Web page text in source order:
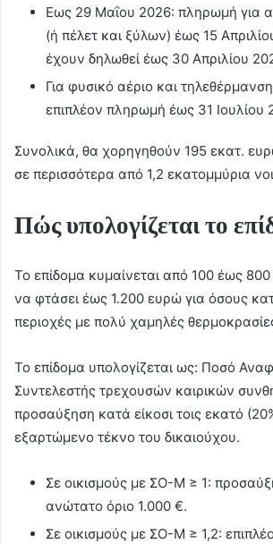
Εως 29 Μαΐου 2026: πληρωμή για
(ή πέλετ και ξύλων) έως 15
έχουν δηλωθεί έως 30 Απριλίου
Για φυσικό αέριο και
επιπλέον πληρωμή έως 31 Ιουλίου
Συνολικά, θα χορηγηθούν 195 εκατ.
σε περισσότερα από 1,2 εκατομμύρια
Πώς υπολογίζεται το
Το επίδομα κυμαίνεται από 100 έως
να φτάσει έως 1.200 ευρώ για όσους
περιοχές με πολύ χαμηλές
Το επίδομα υπολογίζεται ως: Ποσό
Συντελεστής τρεχουσών καιρικών
προσαύξηση κατά είκοσι τοις εκατό
εξαρτώμενο τέκνο του δικαιούχου.
Σε οικισμούς με ΣΟ-Μ ≥ 1:
ανώτατο όριο 1.000 €.
Σε οικισμούς με ΣΟ-Μ ≥ 1,2: